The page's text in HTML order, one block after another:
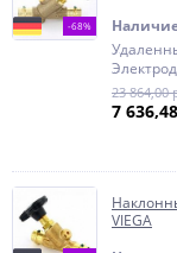
-68%
23 864,00
7 636,48
VIEGA